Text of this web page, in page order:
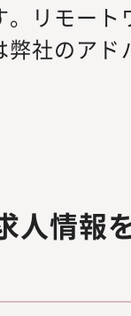
。リモー
弊社のア
人情報